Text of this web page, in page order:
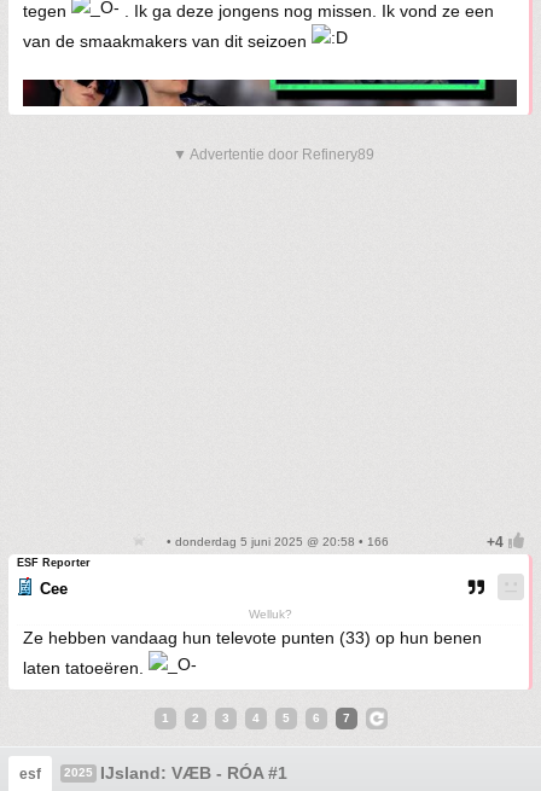
tegen
. Ik ga deze jongens nog missen. Ik vond ze een
van de smaakmakers van dit seizoen
▼ Advertentie door Refinery89
• donderdag 5 juni 2025 @ 20:58 • 166
ESF Reporter
Cee
Welluk?
Ze hebben vandaag hun televote punten (33) op hun benen
laten tatoeëren.
1 2 3 4 5 6 7
esf 2025 IJsland: VÆB - RÓA #1